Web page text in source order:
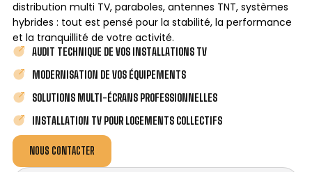
distribution multi TV, paraboles, antennes TNT, systèmes
hybrides : tout est pensé pour la stabilité, la performance
et la tranquillité de votre activité.
AUDIT TECHNIQUE DE VOS INSTALLATIONS TV
MODERNISATION DE VOS ÉQUIPEMENTS
SOLUTIONS MULTI-ÉCRANS PROFESSIONNELLES
INSTALLATION TV POUR LOGEMENTS COLLECTIFS
NOUS CONTACTER